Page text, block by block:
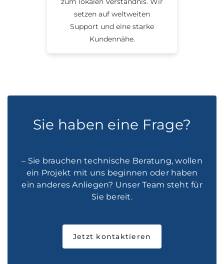
setzen auf weltweiten
Support und eine starke
Kundennähe.
Sie haben eine Frage?
– Sie brauchen technische Beratung, wollen
ein Projekt mit uns beginnen oder haben
ein anderes Anliegen? Unser Team steht für
Sie bereit.
Jetzt kontaktieren